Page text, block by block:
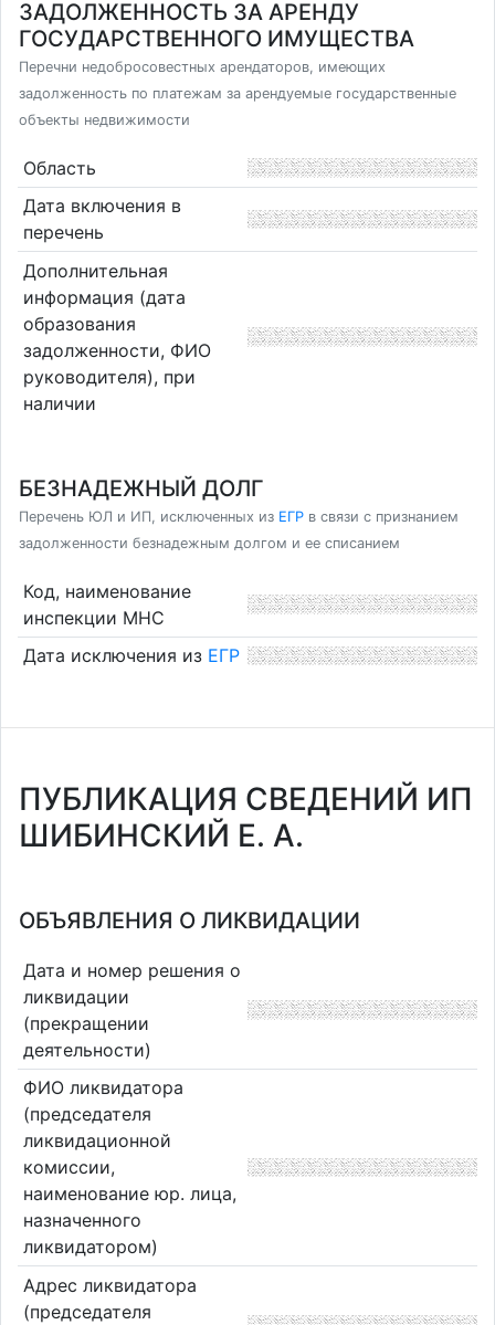
ЗАДОЛЖЕННОСТЬ ЗА АРЕНДУ
ГОСУДАРСТВЕННОГО ИМУЩЕСТВА
Перечни недобросовестных арендаторов, имеющих
задолженность по платежам за арендуемые государственные
объекты недвижимости
Область
Дата включения в
перечень
Дополнительная
информация (дата
образования
задолженности, ФИО
руководителя), при
наличии
БЕЗНАДЕЖНЫЙ ДОЛГ
Перечень ЮЛ и ИП, исключенных из ЕГР в связи с признанием
задолженности безнадежным долгом и ее списанием
Код, наименование
инспекции МНС
Дата исключения из ЕГР
ПУБЛИКАЦИЯ СВЕДЕНИЙ ИП
ШИБИНСКИЙ Е. А.
ОБЪЯВЛЕНИЯ О ЛИКВИДАЦИИ
Дата и номер решения о
ликвидации
(прекращении
деятельности)
ФИО ликвидатора
(председателя
ликвидационной
комиссии,
наименование юр. лица,
назначенного
ликвидатором)
Адрес ликвидатора
(председателя